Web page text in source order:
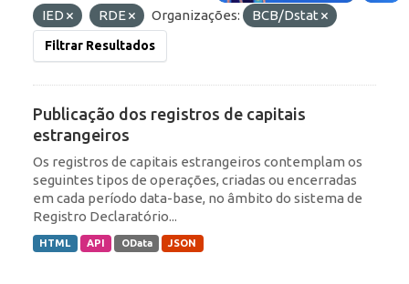
IED
RDE Organizações: BCB/Dstat
Filtrar Resultados
Publicação dos registros de capitais
estrangeiros
Os registros de capitais estrangeiros contemplam os
seguintes tipos de operações, criadas ou encerradas
em cada período data-base, no âmbito do sistema de
Registro Declaratório...
HTML API OData JSON